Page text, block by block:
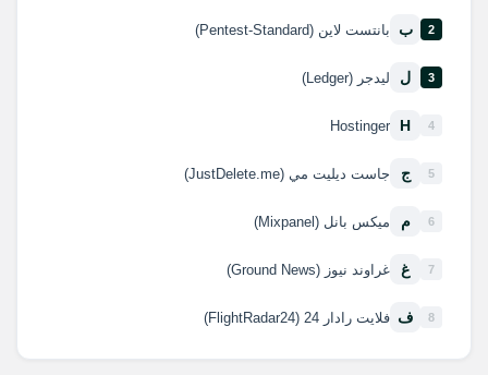
2 ب بانتست لاين (Pentest-Standard)
3 ل ليدجر (Ledger)
4
H
Hostinger
5 ج جاست ديليت مي (JustDelete.me)
6 م ميكس بانل (Mixpanel)
7 غ غراوند نيوز (Ground News)
8 ف فلايت رادار 24 (FlightRadar24)